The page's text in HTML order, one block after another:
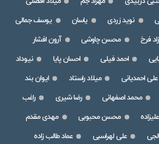
نوید زردی یاسان
یوسف جمالی
فرخ محسن چاوشی
آرون افشار
احمد فیلی احسان پایا
نیوداد
علی احمدیانی میلاد راستاد
ایوان بند
محمد اصفهانی رضا شیری
راغب
محسن محبوبی
مهدی مقدم
علی لهراسبی
عماد طالب زاده